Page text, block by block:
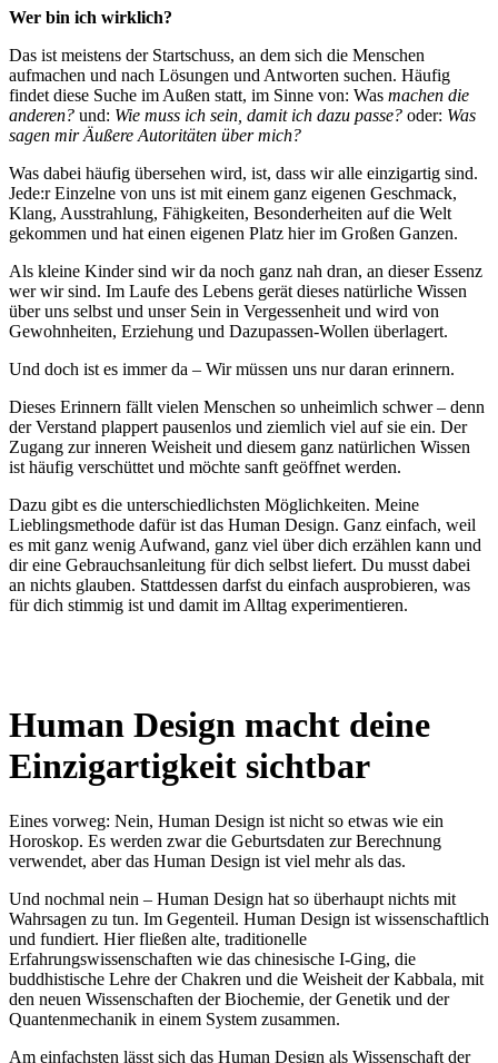
Wer bin ich wirklich?
Das ist meistens der Startschuss, an dem sich die Menschen
aufmachen und nach Lösungen und Antworten suchen. Häufig
findet diese Suche im Außen statt, im Sinne von: Was machen die
anderen? und: Wie muss ich sein, damit ich dazu passe? oder: Was
sagen mir Äußere Autoritäten über mich?
Was dabei häufig übersehen wird, ist, dass wir alle einzigartig sind.
Jede:r Einzelne von uns ist mit einem ganz eigenen Geschmack,
Klang, Ausstrahlung, Fähigkeiten, Besonderheiten auf die Welt
gekommen und hat einen eigenen Platz hier im Großen Ganzen.
Als kleine Kinder sind wir da noch ganz nah dran, an dieser Essenz
wer wir sind. Im Laufe des Lebens gerät dieses natürliche Wissen
über uns selbst und unser Sein in Vergessenheit und wird von
Gewohnheiten, Erziehung und Dazupassen-Wollen überlagert.
Und doch ist es immer da – Wir müssen uns nur daran erinnern.
Dieses Erinnern fällt vielen Menschen so unheimlich schwer – denn
der Verstand plappert pausenlos und ziemlich viel auf sie ein. Der
Zugang zur inneren Weisheit und diesem ganz natürlichen Wissen
ist häufig verschüttet und möchte sanft geöffnet werden.
Dazu gibt es die unterschiedlichsten Möglichkeiten. Meine
Lieblingsmethode dafür ist das Human Design. Ganz einfach, weil
es mit ganz wenig Aufwand, ganz viel über dich erzählen kann und
dir eine Gebrauchsanleitung für dich selbst liefert. Du musst dabei
an nichts glauben. Stattdessen darfst du einfach ausprobieren, was
für dich stimmig ist und damit im Alltag experimentieren.
Human Design macht deine
Einzigartigkeit sichtbar
Eines vorweg: Nein, Human Design ist nicht so etwas wie ein
Horoskop. Es werden zwar die Geburtsdaten zur Berechnung
verwendet, aber das Human Design ist viel mehr als das.
Und nochmal nein – Human Design hat so überhaupt nichts mit
Wahrsagen zu tun. Im Gegenteil. Human Design ist wissenschaftlich
und fundiert. Hier fließen alte, traditionelle
Erfahrungswissenschaften wie das chinesische I-Ging, die
buddhistische Lehre der Chakren und die Weisheit der Kabbala, mit
den neuen Wissenschaften der Biochemie, der Genetik und der
Quantenmechanik in einem System zusammen.
Am einfachsten lässt sich das Human Design als Wissenschaft der